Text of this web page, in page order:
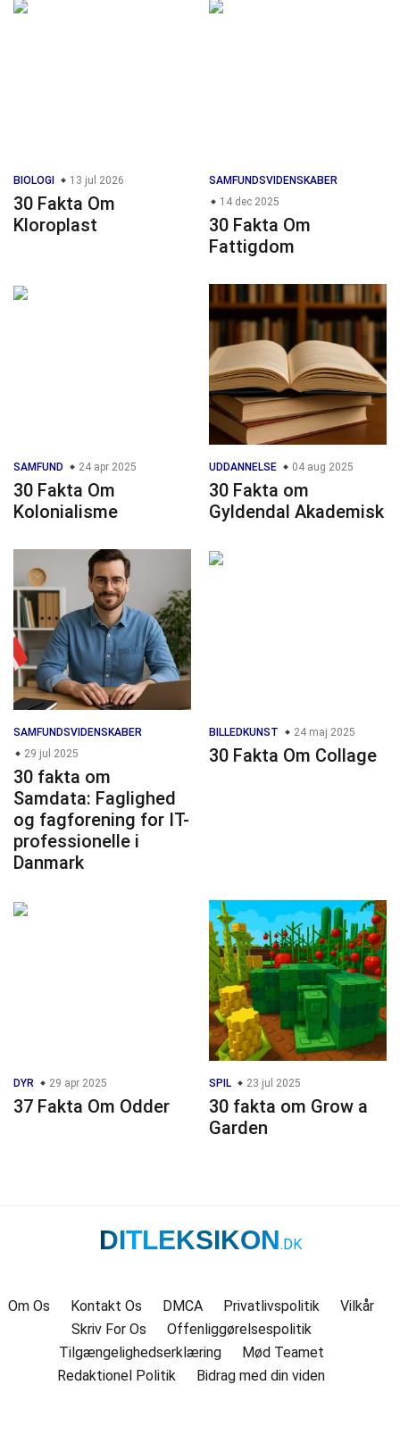
BIOLOGI 13 jul 2026
30 Fakta Om
Kloroplast
SAMFUNDSVIDENSKABER
14 dec 2025
30 Fakta Om
Fattigdom
SAMFUND 24 apr 2025
30 Fakta Om
Kolonialisme
UDDANNELSE 04 aug 2025
30 Fakta om
Gyldendal Akademisk
SAMFUNDSVIDENSKABER
29 jul 2025
30 fakta om
Samdata: Faglighed
og fagforening for IT-
professionelle i
Danmark
BILLEDKUNST 24 maj 2025
30 Fakta Om Collage
DYR 29 apr 2025
37 Fakta Om Odder
SPIL 23 jul 2025
30 fakta om Grow a
Garden
DITLEKSIKON.DK
Om Os Kontakt Os DMCA Privatlivspolitik
Vilkår
Skriv For Os
Offenliggørelsespolitik
Tilgængelighedserklæring
Mød Teamet
Redaktionel Politik
Bidrag med din viden